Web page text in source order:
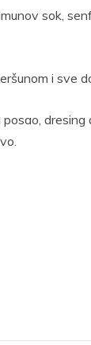
sok,
i sve
dresing